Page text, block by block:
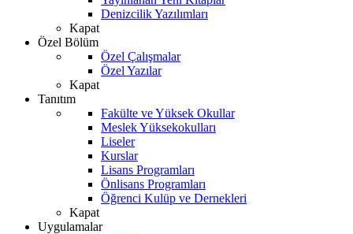
Denizcilik Yazılımları
Kapat
Özel Bölüm
Özel Çalışmalar
Özel Yazılar
Kapat
Tanıtım
Fakülte ve Yüksek Okullar
Meslek Yüksekokulları
Liseler
Kurslar
Lisans Programları
Önlisans Programları
Öğrenci Kulüp ve Dernekleri
Kapat
Uygulamalar